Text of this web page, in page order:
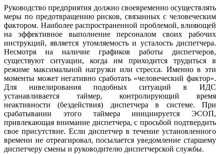
Руководство предприятия должно своевременно осуществлять
меры по предотвращению рисков, связанных с человеческим
фактором. Наиболее распространенной проблемой, влияющей
на эффективное выполнение персоналом своих рабочих
инструкций, является утомляемость и усталость диспетчера.
Несмотря на наличие графиков работы диспетчеров,
существуют ситуации, когда им приходится трудиться в
режиме максимальной нагрузки или стресса. Именно в эти
моменты может негативно сработать «человеческий фактор».
Для нивелирования подобных ситуаций в ИДС
устанавливается таймер, контролирующий время
неактивности (бездействия) диспетчера в системе. При
срабатывании этого таймера инициируется ЭСОП,
привлекающая внимание диспетчера, с просьбой подтвердить
свое присутствие. Если диспетчер в течение установленного
времени не отреагировал, посылается уведомление старшему
диспетчеру смены и руководителю диспетчерской службы.